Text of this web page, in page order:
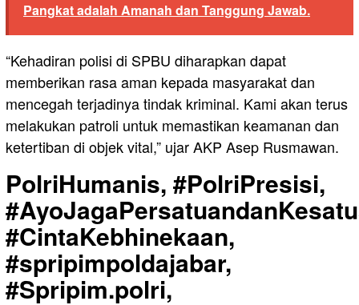
Pangkat adalah Amanah dan Tanggung Jawab.
“Kehadiran polisi di SPBU diharapkan dapat
memberikan rasa aman kepada masyarakat dan
mencegah terjadinya tindak kriminal. Kami akan terus
melakukan patroli untuk memastikan keamanan dan
ketertiban di objek vital,” ujar AKP Asep Rusmawan.
PolriHumanis, #PolriPresisi,
#CintaKebhinekaan,
#spripimpoldajabar,
#Spripim.polri,